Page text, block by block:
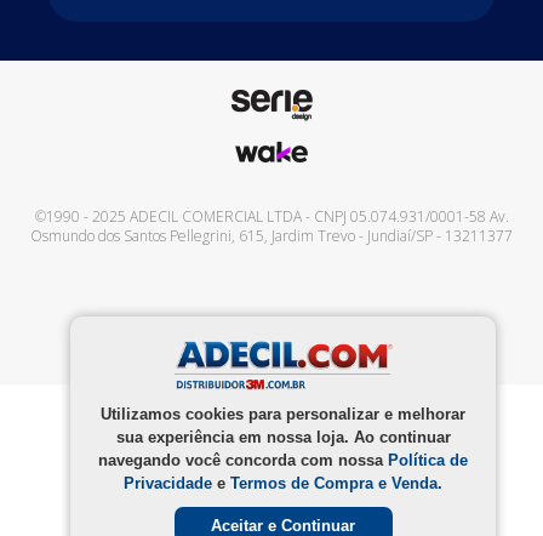
Utilizamos cookies para personalizar e melhorar
sua experiência em nossa loja. Ao continuar
navegando você concorda com nossa Política de
Privacidade e Termos de Compra e Venda.
Aceitar e Continuar
©1990 - 2025 ADECIL COMERCIAL LTDA- CNPJ 05.074.931/0001-58 Av.
Osmundo dos Santos Pellegrini, 615, Jardim Trevo- Jundiaí/SP- 13211377